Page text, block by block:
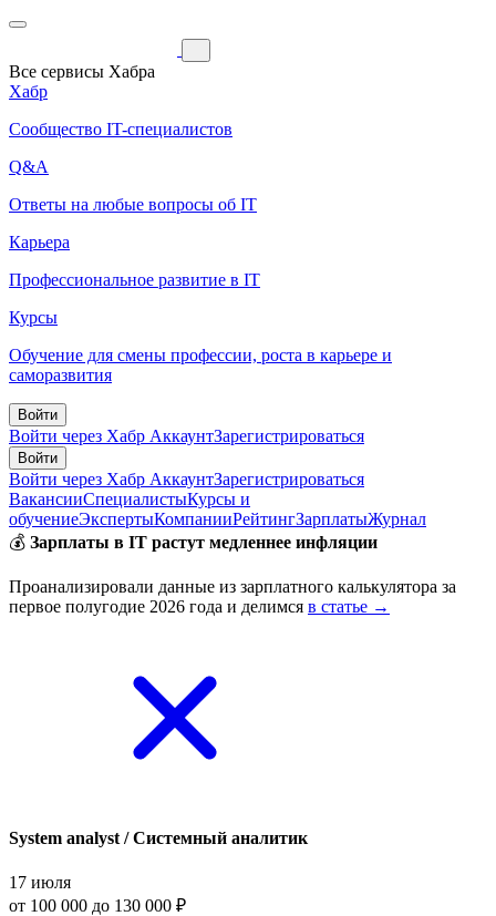
Все сервисы Хабра
Хабр
Сообщество IT-специалистов
Q&A
Ответы на любые вопросы об IT
Карьера
Профессиональное развитие в IT
Курсы
Обучение для смены профессии, роста в карьере и
саморазвития
Войти
Войти через Хабр АккаунтЗарегистрироваться
Войти
Войти через Хабр АккаунтЗарегистрироваться
ВакансииСпециалистыКурсы и
обучениеЭкспертыКомпанииРейтингЗарплатыЖурнал
💰 Зарплаты в IT растут медленнее инфляции
Проанализировали данные из зарплатного калькулятора за
первое полугодие 2026 года и делимся в статье →
System analyst / Системный аналитик
17 июля
от 100 000 до 130 000 ₽